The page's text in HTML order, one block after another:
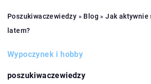
Poszukiwaczewiedzy » Blog »Jak aktywnie
latem?
Wypoczynek i hobby
poszukiwaczewiedzy